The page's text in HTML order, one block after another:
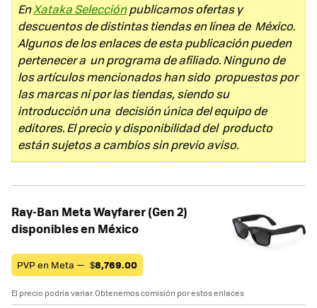
EnXataka Selecciónpublicamos ofertas y
descuentos de distintas tiendas en línea de México.
Algunos de los enlaces de esta publicación pueden
pertenecer a un programa de afiliado. Ninguno de
los artículos mencionados han sido propuestos por
las marcas ni por las tiendas, siendo su
introducción una decisión única del equipo de
editores. El precio y disponibilidad del producto
están sujetos a cambios sin previo aviso.
Ray-Ban Meta Wayfarer (Gen 2)
disponibles en México
PVP en Meta — $8,769.00
El precio podría variar. Obtenemos comisión por estos enlaces